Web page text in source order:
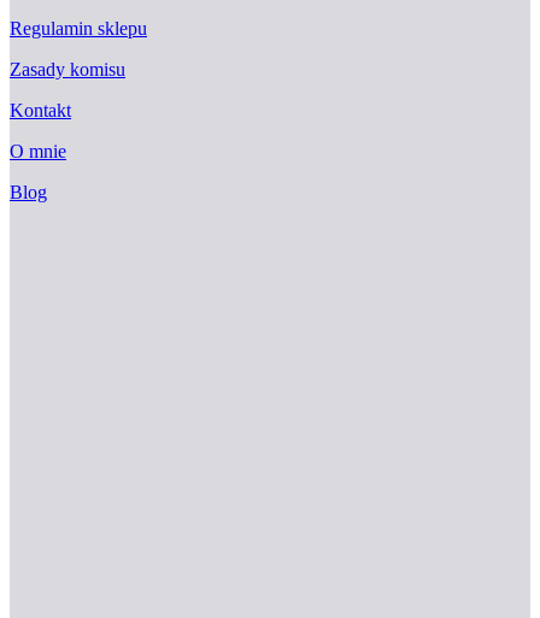
Regulamin sklepu
Zasady komisu
Kontakt
O mnie
Blog